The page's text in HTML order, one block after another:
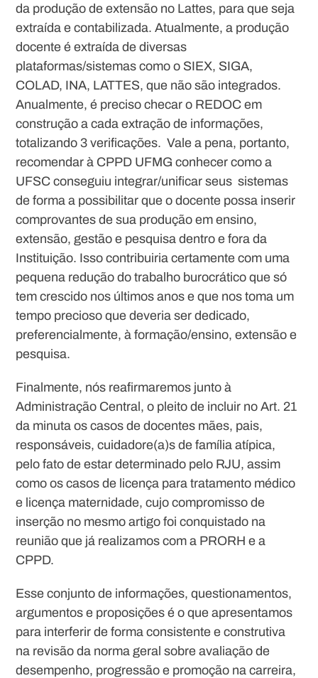
da produção de extensão no Lattes, para que seja
extraída e contabilizada. Atualmente, a produção
docente é extraída de diversas
plataformas/sistemas como o SIEX, SIGA,
COLAD, INA, LATTES, que não são integrados.
Anualmente, é preciso checar o REDOC em
construção a cada extração de informações,
totalizando 3 verificações. Vale a pena, portanto,
recomendar à CPPD UFMG conhecer como a
UFSC conseguiu integrar/unificar seus sistemas
de forma a possibilitar que o docente possa inserir
comprovantes de sua produção em ensino,
extensão, gestão e pesquisa dentro e fora da
Instituição. Isso contribuiria certamente com uma
pequena redução do trabalho burocrático que só
tem crescido nos últimos anos e que nos toma um
tempo precioso que deveria ser dedicado,
preferencialmente, à formação/ensino, extensão e
pesquisa.
Finalmente, nós reafirmaremos junto à
Administração Central, o pleito de incluir no Art. 21
da minuta os casos de docentes mães, pais,
responsáveis, cuidadore(a)s de família atípica,
pelo fato de estar determinado pelo RJU, assim
como os casos de licença para tratamento médico
e licença maternidade, cujo compromisso de
inserção no mesmo artigo foi conquistado na
reunião que já realizamos com a PRORH e a
CPPD.
Esse conjunto de informações, questionamentos,
argumentos e proposições é o que apresentamos
para interferir de forma consistente e construtiva
na revisão da norma geral sobre avaliação de
desempenho, progressão e promoção na carreira,